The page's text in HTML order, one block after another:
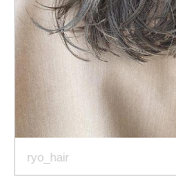
ryo_hair